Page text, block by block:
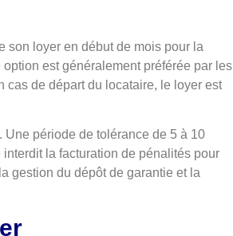
son loyer en début de mois pour la
est généralement préférée par les
cas de départ du locataire, le loyer est
Une période de tolérance de 5 à 10
la facturation de pénalités pour
gestion du dépôt de garantie et la